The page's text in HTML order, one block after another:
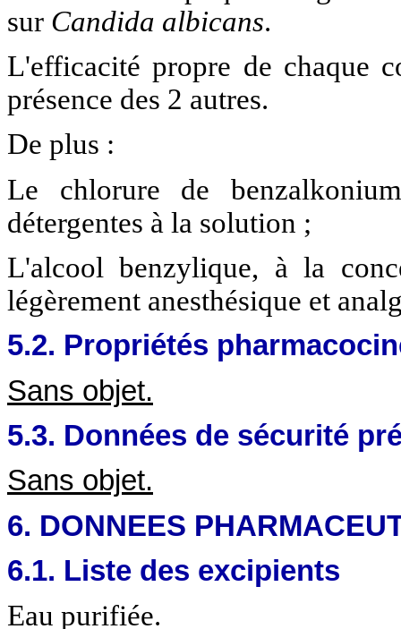
sur Candida albicans.
L'efficacité propre de chaque
présence des 2 autres.
De plus :
Le chlorure de
détergentes à la solution ;
L'alcool benzylique, à la
légèrement anesthésique et
5.2. Propriétés
Sans objet.
5.3. Données de sécurité
Sans objet.
6. DONNEES
6.1. Liste des excipients
Eau purifiée.